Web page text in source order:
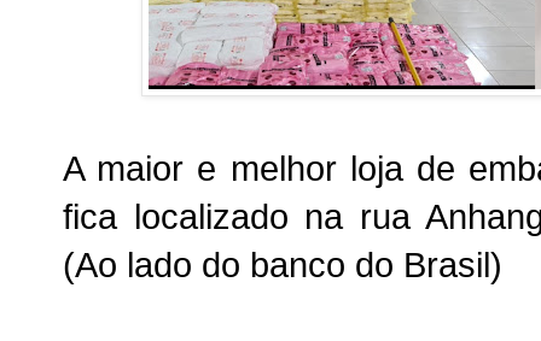
A maior e melhor loja de
fica localizado na rua
(Ao lado do banco do Brasil)